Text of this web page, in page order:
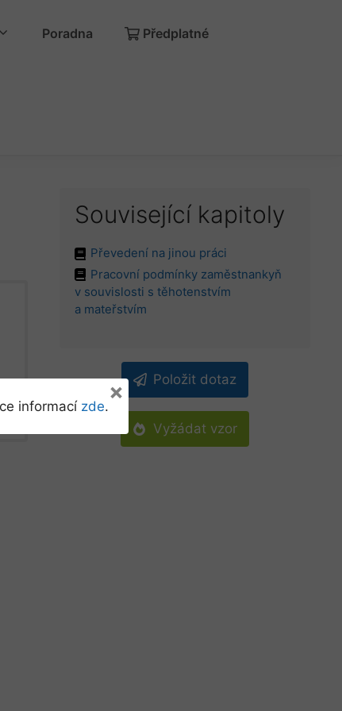
Poradna Předplatné
Související kapitoly
Převedení na jinou práci
Pracovní podmínky zaměstnankyň
v souvislosti s těhotenstvím
a mateřstvím
Položit dotaz
Vyžádat vzor
informací zde.
×